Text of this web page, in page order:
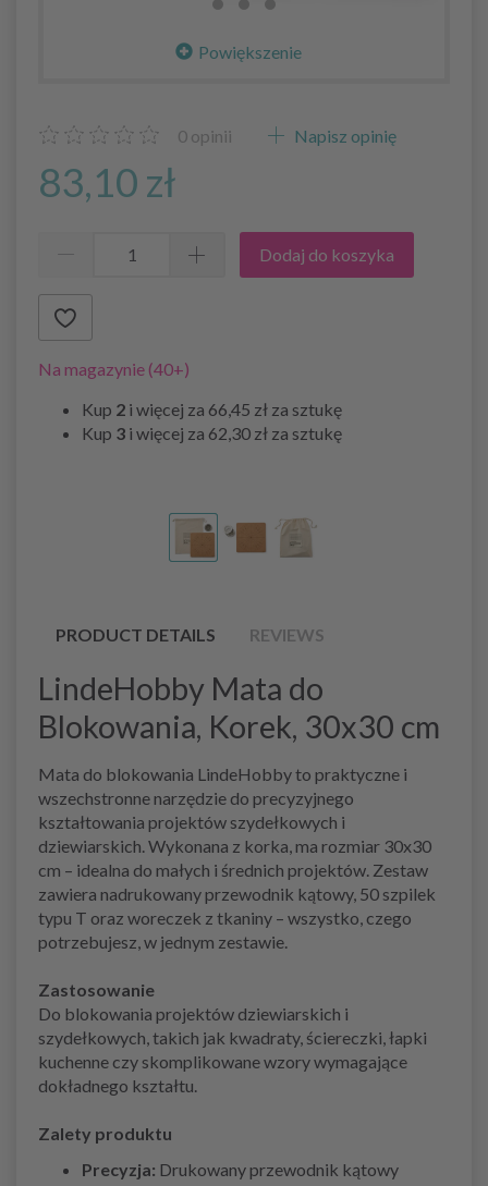
Powiększenie
0 opinii Napisz opinię
83,10 zł
Dodaj do koszyka
Na magazynie (40+)
Kup 2 i więcej za 66,45 zł za sztukę
Kup 3 i więcej za 62,30 zł za sztukę
PRODUCT DETAILS REVIEWS
LindeHobby Mata do
Blokowania, Korek, 30x30 cm
Mata do blokowania LindeHobby to praktyczne i
wszechstronne narzędzie do precyzyjnego
kształtowania projektów szydełkowych i
dziewiarskich. Wykonana z korka, ma rozmiar 30x30
cm – idealna do małych i średnich projektów. Zestaw
zawiera nadrukowany przewodnik kątowy, 50 szpilek
typu T oraz woreczek z tkaniny – wszystko, czego
potrzebujesz, w jednym zestawie.
Zastosowanie
Do blokowania projektów dziewiarskich i
szydełkowych, takich jak kwadraty, ściereczki, łapki
kuchenne czy skomplikowane wzory wymagające
dokładnego kształtu.
Zalety produktu
Precyzja: Drukowany przewodnik kątowy